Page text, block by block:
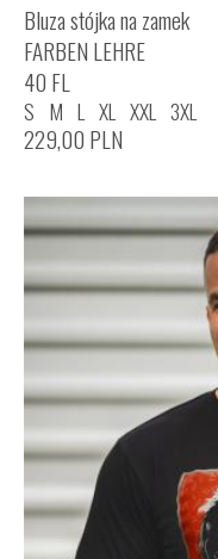
Bluza stójka na zamek
FARBEN LEHRE
40 FL
S M L XL XXL 3XL
229,00 PLN